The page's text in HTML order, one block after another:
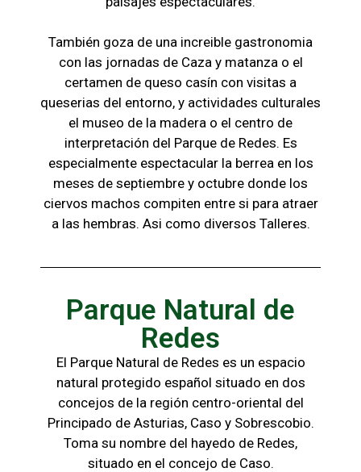
También goza de una increible gastronomia
con las jornadas de Caza y matanza o el
certamen de queso casín con visitas a
queserias del entorno, y actividades culturales
el museo de la madera o el centro de
interpretación del Parque de Redes. Es
especialmente espectacular la berrea en los
meses de septiembre y octubre donde los
ciervos machos compiten entre si para atraer
a las hembras. Asi como diversos Talleres.
Parque Natural de
Redes
El Parque Natural de Redes es un espacio
natural protegido español situado en dos
concejos de la región centro-oriental del
Principado de Asturias, Caso y Sobrescobio.
Toma su nombre del hayedo de Redes,
situado en el concejo de Caso.